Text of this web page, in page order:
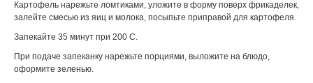
Картофель нарежьте ломтиками, уложите в форму поверх фрикаделек,
залейте смесью из яиц и молока, посыпьте приправой для картофеля.
Запекайте 35 минут при 200 С.
При подаче запеканку нарежьте порциями, выложите на блюдо,
оформите зеленью.